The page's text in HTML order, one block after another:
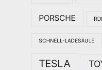
PORSCHE
SCHNELL-LADESÄULE
TESLA